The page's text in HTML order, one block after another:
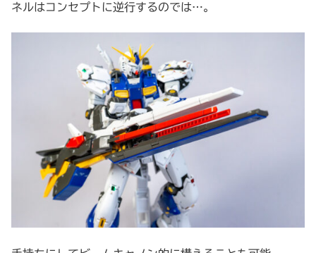
ネルはコンセプトに逆行するのでは…。